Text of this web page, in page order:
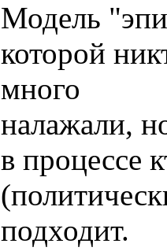
Модель
которой
много
налажали,
в процессе
подходит.